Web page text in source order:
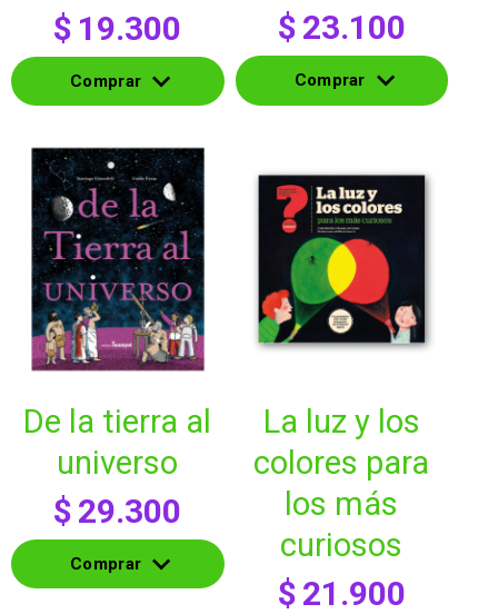
$ 19.300
Comprar
$ 23.100
Comprar
de la tierra al
universo
$ 29.300
Comprar
la luz y los
colores para
los más
curiosos
$ 21.900